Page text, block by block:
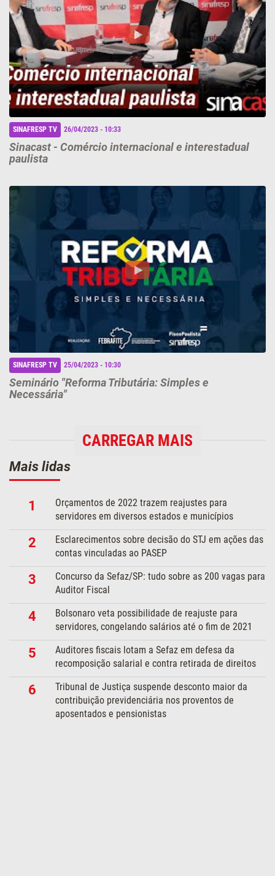
SINAFRESP TV 26/04/2023 - 10:33
Sinacast - Comércio internacional e interestadual
paulista
SINAFRESP TV 25/04/2023 - 10:30
Seminário "Reforma Tributária: Simples e
Necessária"
CARREGAR MAIS
Mais lidas
1
Orçamentos de 2022 trazem reajustes para
servidores em diversos estados e municípios
2
Esclarecimentos sobre decisão do STJ em ações das
contas vinculadas ao PASEP
3
Concurso da Sefaz/SP: tudo sobre as 200 vagas para
Auditor Fiscal
4
Bolsonaro veta possibilidade de reajuste para
servidores, congelando salários até o fim de 2021
5
Auditores fiscais lotam a Sefaz em defesa da
recomposição salarial e contra retirada de direitos
6
Tribunal de Justiça suspende desconto maior da
contribuição previdenciária nos proventos de
aposentados e pensionistas